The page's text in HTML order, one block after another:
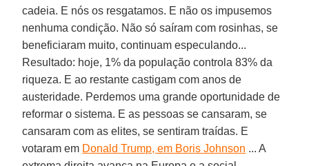
cadeia. E nós os resgatamos. E não os impusemos
nenhuma condição. Não só saíram com rosinhas, se
beneficiaram muito, continuam especulando...
Resultado: hoje, 1% da população controla 83% da
riqueza. E ao restante castigam com anos de
austeridade. Perdemos uma grande oportunidade de
reformar o sistema. E as pessoas se cansaram, se
cansaram com as elites, se sentiram traídas. E
votaram em Donald Trump, em Boris Johnson ... A